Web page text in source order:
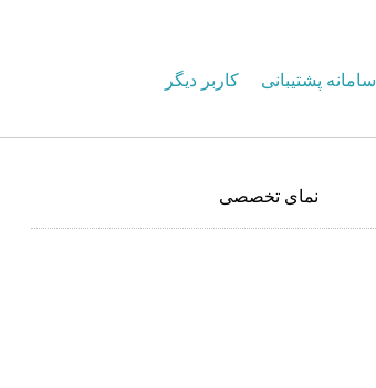
سامانه پشتیبانی کاربر دیگر
نمای تخصصی